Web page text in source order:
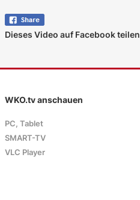
Dieses Video auf Facebook teilen
WKO.tv anschauen
PC, Tablet
SMART-TV
VLC Player